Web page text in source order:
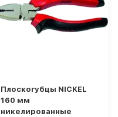
Плоскогубцы NICKEL
160 мм
никелированные